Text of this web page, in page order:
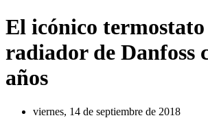
El icónico termostato
radiador de Danfoss
años
viernes, 14 de septiembre de 2018